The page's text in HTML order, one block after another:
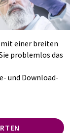
einer breiten
problemlos das
und Download-